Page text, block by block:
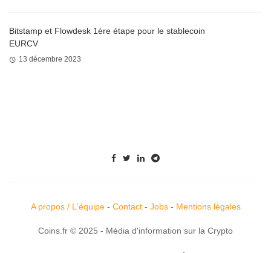
Bitstamp et Flowdesk 1ère étape pour le stablecoin
EURCV
13 décembre 2023
A propos / L'équipe- Contact- Jobs- Mentions légales
Coins.fr © 2025 - Média d'information sur la Crypto